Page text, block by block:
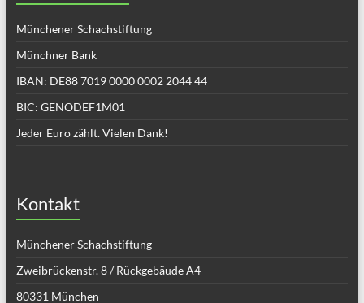
Münchener Schachstiftung
Münchner Bank
IBAN: DE88 7019 0000 0002 2044 44
BIC: GENODEF1M01
Jeder Euro zählt. Vielen Dank!
Kontakt
Münchener Schachstiftung
Zweibrückenstr. 8 / Rückgebäude A4
80331 München